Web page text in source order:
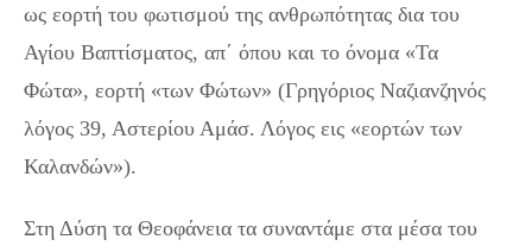
ως εορτή του φωτισμού της ανθρωπότητας δια του
Αγίου Βαπτίσματος, απ΄ όπου και το όνομα «Τα
Φώτα», εορτή «των Φώτων» (Γρηγόριος Ναζιανζηνός
λόγος 39, Αστερίου Αμάσ. Λόγος εις «εορτών των
Καλανδών»).
Στη Δύση τα Θεοφάνεια τα συναντάμε στα μέσα του